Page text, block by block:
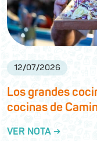
12/07/2026
Los grandes
cocinas de
VER NOTA →